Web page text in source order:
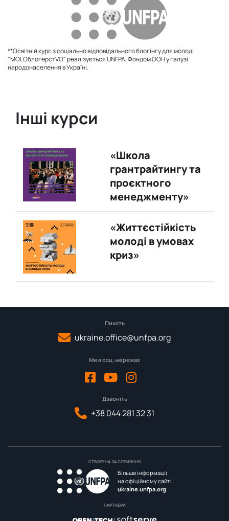
**Освітній курс з соціально відповідального блогінгу для молоді
"МOLOблогерстVO" реалізується UNFPA, Фондом ООН у галузі
народонаселення в Україні.
Інші курси
«Школа
грантрайтингу та
проєктного
менеджменту»
«Життєстійкість
молоді в умовах
криз»
Пишіть
ukraine.office@unfpa.org
Ми в соц. мережах
Дзвоніть
+38 044 281 32 31
СТВОРЕНА ЗА СПРИЯННЯ
Більше інформації
на офіційному сайті
ukraine.unfpa.org
ПАРТНЕРИ